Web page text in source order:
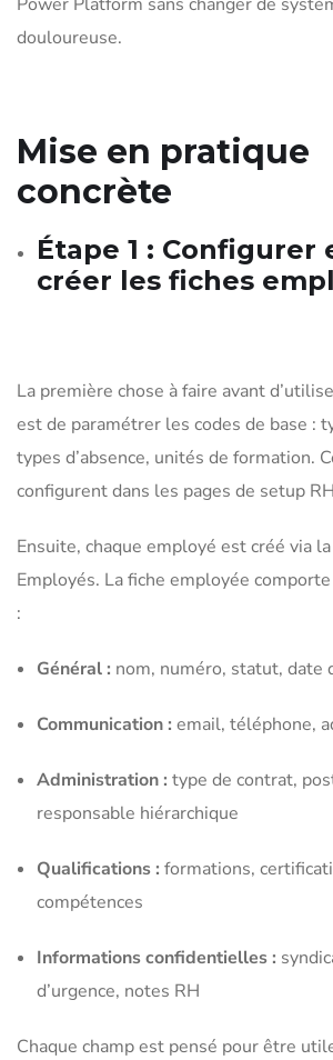
douloureuse.
Mise en pratique
concrète
Étape 1 : Configurer
créer les fiches
La première chose à faire avant
est de paramétrer les codes de base :
types d’absence, unités de formation.
configurent dans les pages de setup
Ensuite, chaque employé est créé via
Employés. La fiche employée
:
Général : nom, numéro, statut, date
Communication : email, téléphone,
Administration : type de contrat,
responsable hiérarchique
Qualifications : formations,
compétences
Informations confidentielles :
d’urgence, notes RH
Chaque champ est pensé pour être